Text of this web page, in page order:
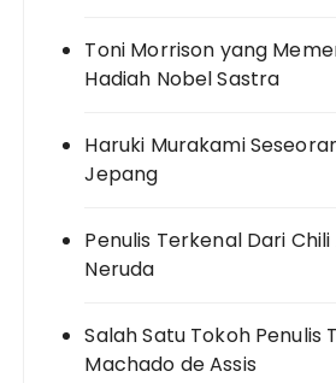
Toni Morrison yang
Hadiah Nobel Sastra
Haruki Murakami
Jepang
Penulis Terkenal Dari
Neruda
Salah Satu Tokoh Penulis
Machado de Assis